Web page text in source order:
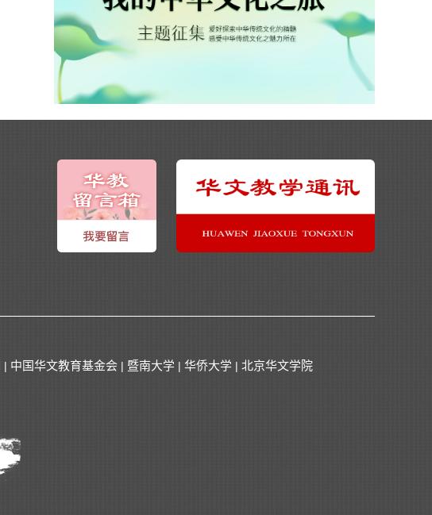
| 中国华文教育基金会 | 暨南大学 | 华侨大学 | 北京华文学院